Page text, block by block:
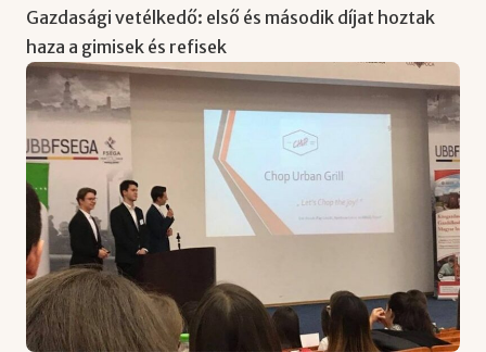
Gazdasági vetélkedő: első és második díjat hoztak
haza a gimisek és refisek